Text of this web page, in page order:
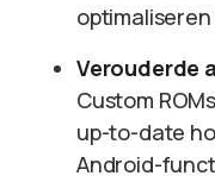
Verouderde
Custom
up-to-date
Android-